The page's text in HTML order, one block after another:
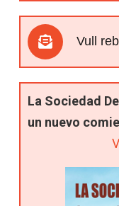
Vull
La Sociedad
un nuevo